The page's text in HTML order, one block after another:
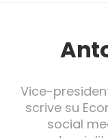
Vice-
scrive su
social